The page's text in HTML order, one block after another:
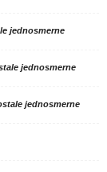
jednosmerne
jednosmerne
jednosmerne